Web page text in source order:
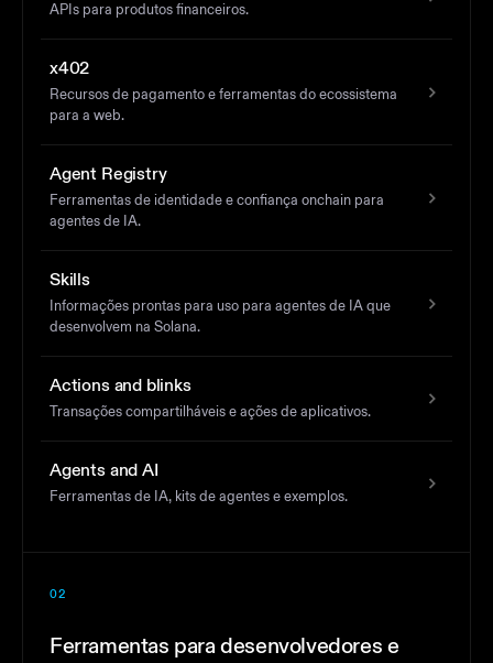
APIs para produtos financeiros.
x402
Recursos de pagamento e ferramentas do ecossistema
para a web.
Agent Registry
Ferramentas de identidade e confiança onchain para
agentes de IA.
Skills
Informações prontas para uso para agentes de IA que
desenvolvem na Solana.
Actions and blinks
Transações compartilháveis e ações de aplicativos.
Agents and AI
Ferramentas de IA, kits de agentes e exemplos.
02
Ferramentas para desenvolvedores e